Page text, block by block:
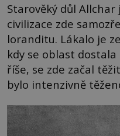
Starověký důl
civilizace zde
loranditu. Lákalo je
kdy se oblast
říše, se zde začal
bylo intenzivně